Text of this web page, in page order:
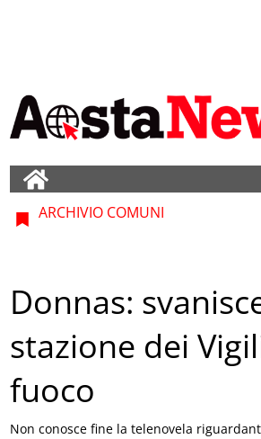
ARCHIVIO COMUNI
Donnas:
stazione dei
fuoco
Non conosce fine la telenovela